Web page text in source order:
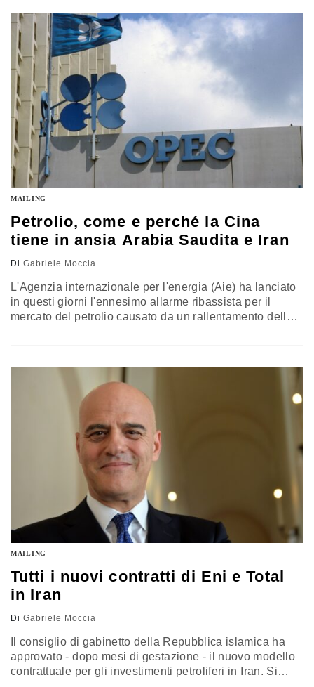
per il primo permesso relativo alla costruzione del
gasdotto TurkStream. La compagnia energetica…
MAILING
Petrolio, come e perché la Cina
tiene in ansia Arabia Saudita e Iran
Di Gabriele Moccia
L'Agenzia internazionale per l'energia (Aie) ha lanciato
in questi giorni l'ennesimo allarme ribassista per il
mercato del petrolio causato da un rallentamento della
MAILING
Tutti i nuovi contratti di Eni e Total
in Iran
Di Gabriele Moccia
Il consiglio di gabinetto della Repubblica islamica ha
approvato - dopo mesi di gestazione - il nuovo modello
contrattuale per gli investimenti petroliferi in Iran. Si